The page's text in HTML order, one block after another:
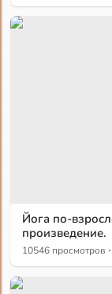
Йога по-
произведение.
10546 просмотров ·